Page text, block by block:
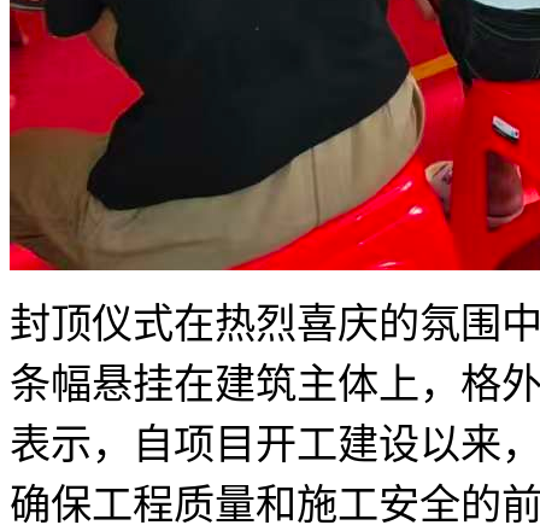
封顶仪式在热烈喜庆的氛围
条幅悬挂在建筑主体上，格
表示，自项目开工建设以来
确保工程质量和施工安全的